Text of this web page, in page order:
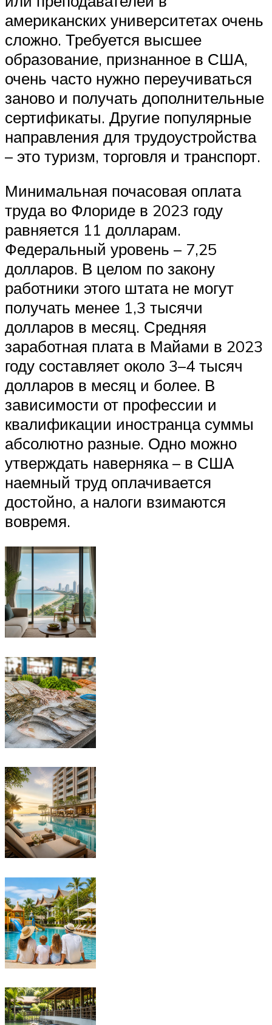
американских университетах очень
сложно. Требуется высшее
образование, признанное в США,
очень часто нужно переучиваться
заново и получать дополнительные
сертификаты. Другие популярные
направления для трудоустройства
– это туризм, торговля и транспорт.
Минимальная почасовая оплата
труда во Флориде в 2023 году
равняется 11 долларам.
Федеральный уровень – 7,25
долларов. В целом по закону
работники этого штата не могут
получать менее 1,3 тысячи
долларов в месяц. Средняя
заработная плата в Майами в 2023
году составляет около 3–4 тысяч
долларов в месяц и более. В
зависимости от профессии и
квалификации иностранца суммы
абсолютно разные. Одно можно
утверждать наверняка – в США
наемный труд оплачивается
достойно, а налоги взимаются
вовремя.